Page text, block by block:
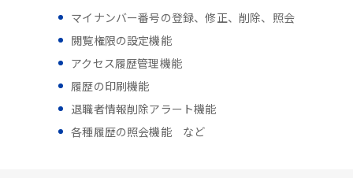
マイナンバー番号の登録、修正、削除、照会
閲覧権限の設定機能
アクセス履歴管理機能
履歴の印刷機能
退職者情報削除アラート機能
各種履歴の照会機能 など